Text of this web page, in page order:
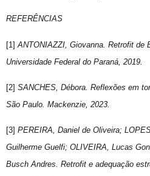
REFERÊNCIAS
[1] ANTONIAZZI, Giovanna. Retrofit de
Universidade Federal do Paraná, 2019.
[2] SANCHES, Débora. Reflexões em
São Paulo. Mackenzie, 2023.
[3] PEREIRA, Daniel de Oliveira;
Guilherme Guelfi; OLIVEIRA, Lucas
Busch Andres. Retrofit e adequação